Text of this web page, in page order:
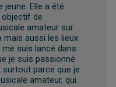
Elle a été
objectif de
amateur sur
aussi les lieux
suis lancé dans
je suis passionné
parce que je
amateur, qui